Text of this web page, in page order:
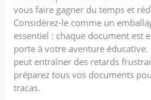
vous faire gagner du temps et
Considérez-le comme un
essentiel : chaque document est
porte à votre aventure
peut entraîner des retards
préparez tous vos documents
tracas.